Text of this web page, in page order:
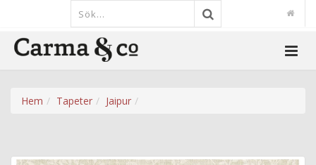
Hem Tapeter Jaipur